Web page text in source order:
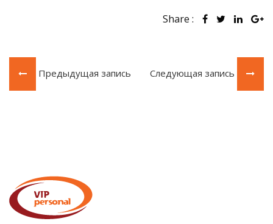
Share :
Предыдущая запись Следующая запись